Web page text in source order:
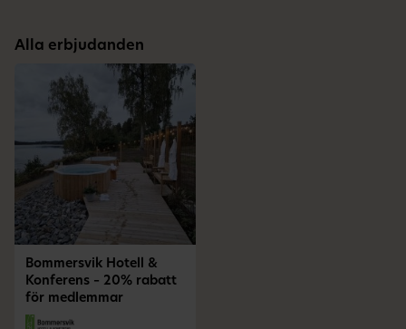
Alla erbjudanden
Bommersvik Hotell &
Konferens – 20% rabatt
för medlemmar